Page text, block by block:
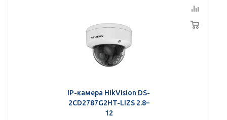
IP-камера HikVision DS-
2CD2787G2HT-LIZS 2.8–
12